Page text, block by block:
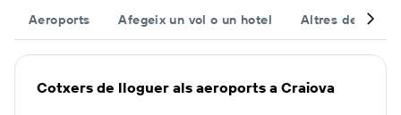
Aeroports Afegeix un vol o un hotel Altres
Cotxers de lloguer als aeroports a Craiova